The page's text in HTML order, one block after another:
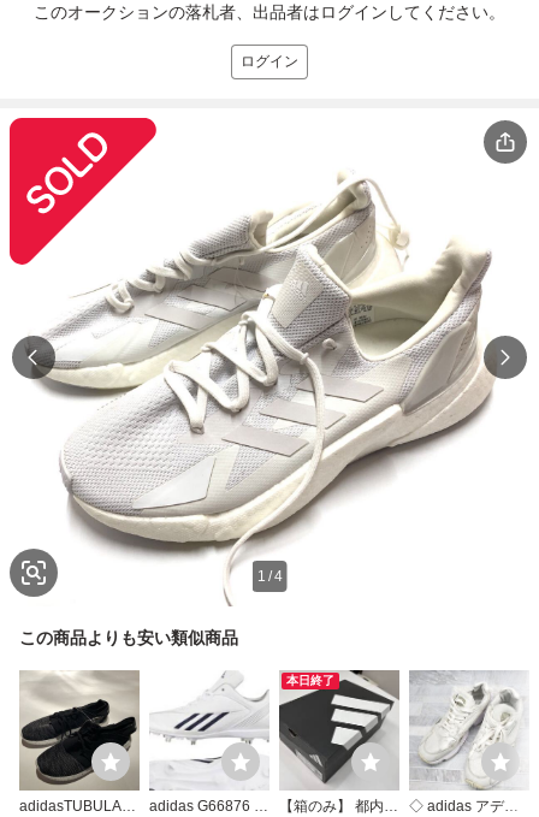
このオークションの落札者、出品者はログインしてください。
ログイン
1 /4
この商品よりも安い類似商品
adidasTUBULAR
adidas G66876 a
本日終了
【箱のみ】 都内
◇ adidas アディ